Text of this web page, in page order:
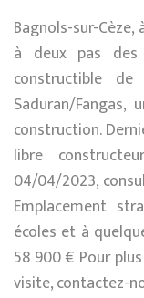
Bagnols-sur-
à deux pas des
constructible
Saduran/
construction.
libre
04/04/2023,
Emplacement
écoles et à
58 900 € Pour
visite, contactez-